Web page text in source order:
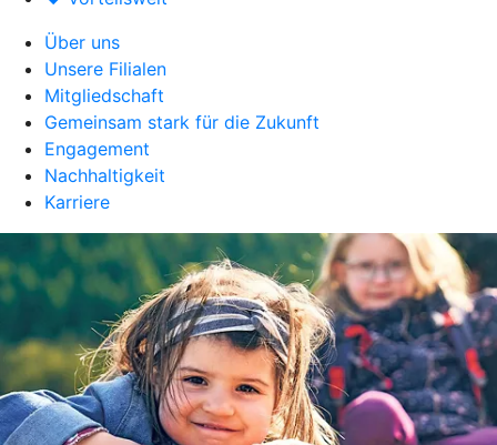
Über uns
Unsere Filialen
Mitgliedschaft
Gemeinsam stark für die Zukunft
Engagement
Nachhaltigkeit
Karriere